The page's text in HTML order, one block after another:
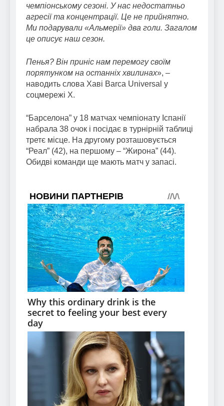
чемпіонському сезоні. У нас недостатньо
агресії та концентрації. Це не прийнятно.
Ми подарували «Альмерії» два голи. Загалом
це описує наш сезон.
Пенья? Він приніс нам перемогу своїм
порятунком на останніх хвилинах», –
наводить слова Хаві Barca Universal у
соцмережі Х.
“Барселона” у 18 матчах чемпіонату Іспанії
набрала 38 очок і посідає в турнірній таблиці
третє місце. На другому розташовується
“Реал” (42), на першому – “Жирона” (44).
Обидві команди ще мають матч у запасі.